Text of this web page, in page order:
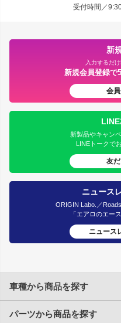
受付時間／
新
入力するだ
新規会員登録で
会
新製品やキャン
LINEトークで
友
ニュース
ORIGIN Labo.／
「エアロのエー
ニュース
車種から商品を探す
トヨタ
パーツから商品を探す